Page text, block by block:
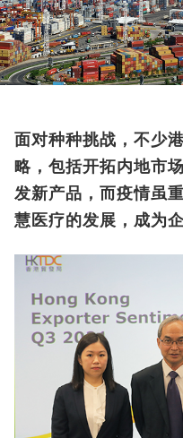
面对种种挑战，不少
略，包括开拓内地市
发新产品，而疫情虽
慧医疗的发展，成为